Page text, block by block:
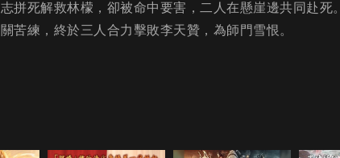
志拼死解救林檬，卻被命中要害，二人在懸崖邊共同赴
關苦練，終於三人合力擊敗李天贊，為師門雪恨。